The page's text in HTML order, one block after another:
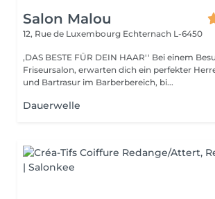
Salon Malou
12, Rue de Luxembourg Echternach L-6450
,DAS BESTE FÜR DEIN HAAR'' Bei einem Besuch in Unserem
Friseursalon, erwarten dich ein perfekter
und Bartrasur im Barberbereich, bi...
Dauerwelle